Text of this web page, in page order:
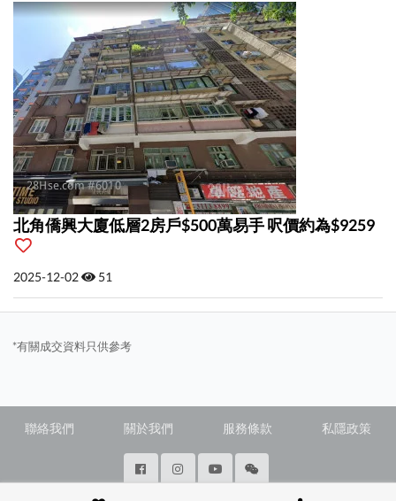
北角僑興大廈低層2房戶$500萬易手 呎價約為$9259
2025-12-02 51
*有關成交資料只供參考
聯絡我們 關於我們 服務條款 私隱政策